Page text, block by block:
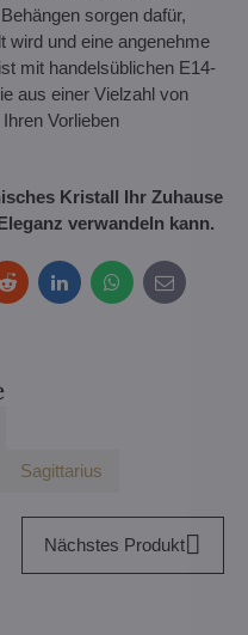
sorgen dafür,
wird und eine angenehme
mit handelsüblichen E14-
aus einer Vielzahl von
Vorlieben
Kristall Ihr Zuhause
verwandeln kann.
RedditLinkedInWhatsApp
E-
mail
Sagittarius
Nächstes Produkt